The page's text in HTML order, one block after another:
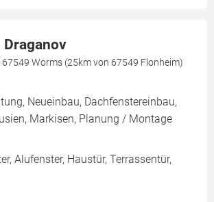
Draganov
Worms (25km von 67549 Flonheim)
Neueinbau, Dachfenstereinbau,
Markisen, Planung / Montage
Alufenster, Haustür, Terrassentür,